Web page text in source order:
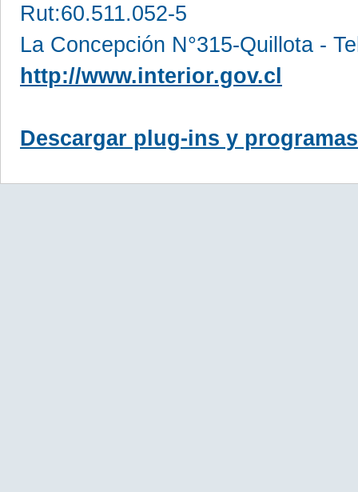
Rut:60.511.052-5
La Concepción N°315-Quillota -
http://www.interior.gov.cl
Descargar plug-ins y